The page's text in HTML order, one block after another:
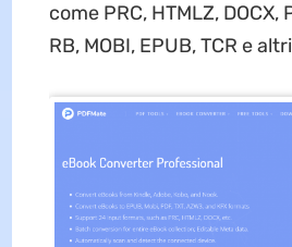
come PRC, HTMLZ, DOCX,
RB, MOBI, EPUB, TCR e